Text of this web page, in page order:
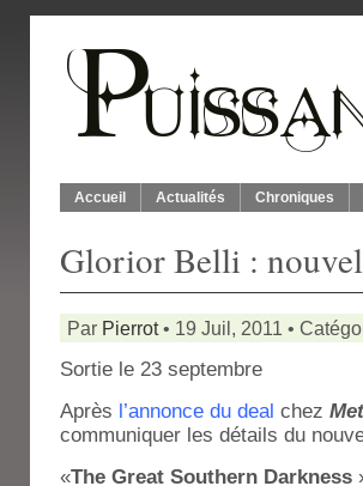
Accueil Actualités Chroniques
Glorior Belli :
Par Pierrot• 19 Juil, 2011 •
Sortie le 23 septembre
Après l’annonce du deal chez
communiquer les détails du
«The Great Southern Darkness